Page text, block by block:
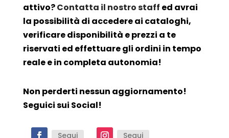
attivo?Contatta il nostro staff ed avrai
la possibilità di accedere ai cataloghi,
verificare disponibilità e prezzi a te
riservati ed effettuare gli ordini in tempo
reale e in completa autonomia!
Non perderti nessun aggiornamento!
Seguici sui Social!
Segui Segui